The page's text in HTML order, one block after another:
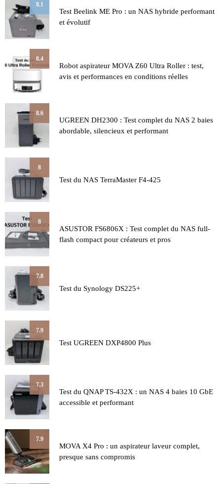
8.1
Test Beelink ME Pro : un NAS hybride performant
et évolutif
8.4
Robot aspirateur MOVA Z60 Ultra Roller : test,
avis et performances en conditions réelles
8.6
UGREEN DH2300 : Test complet du NAS 2 baies
abordable, silencieux et performant
8
Test du NAS TerraMaster F4-425
8
ASUSTOR FS6806X : Test complet du NAS full-
flash compact pour créateurs et pros
7.8
Test du Synology DS225+
7.9
Test UGREEN DXP4800 Plus
7.3
Test du QNAP TS-432X : un NAS 4 baies 10 GbE
accessible et performant
7.9
MOVA X4 Pro : un aspirateur laveur complet,
presque sans compromis